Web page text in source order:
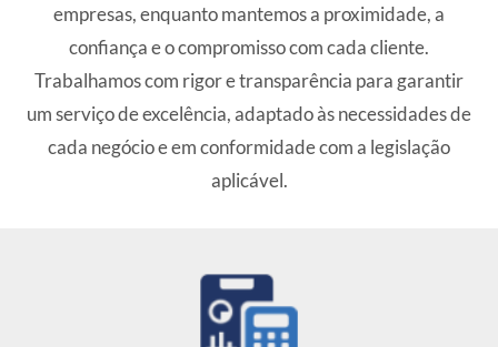
empresas, enquanto mantemos a proximidade, a
confiança e o compromisso com cada cliente.
Trabalhamos com rigor e transparência para garantir
um serviço de excelência, adaptado às necessidades de
cada negócio e em conformidade com a legislação
aplicável.